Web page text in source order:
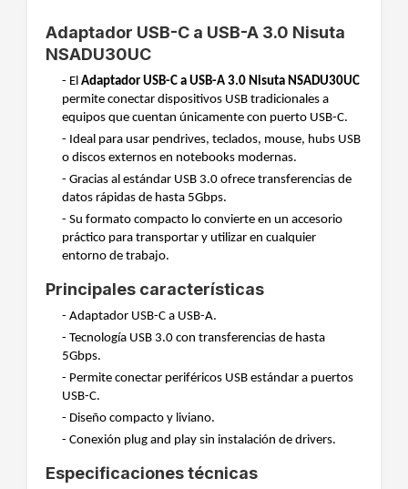
Adaptador USB-C a USB-A 3.0 Nisuta
NSADU30UC
- El Adaptador USB-C a USB-A 3.0 Nisuta NSADU30UC
permite conectar dispositivos USB tradicionales a
equipos que cuentan únicamente con puerto USB-C.
- Ideal para usar pendrives, teclados, mouse, hubs USB
o discos externos en notebooks modernas.
- Gracias al estándar USB 3.0 ofrece transferencias de
datos rápidas de hasta 5Gbps.
- Su formato compacto lo convierte en un accesorio
práctico para transportar y utilizar en cualquier
entorno de trabajo.
Principales características
- Adaptador USB-C a USB-A.
- Tecnología USB 3.0 con transferencias de hasta
5Gbps.
- Permite conectar periféricos USB estándar a puertos
USB-C.
- Diseño compacto y liviano.
- Conexión plug and play sin instalación de drivers.
Especificaciones técnicas